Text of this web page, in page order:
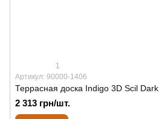
1
Артикул: 90000-1406
Террасная доска Indigo 3D Scil Dark
2 313 грн/шт.